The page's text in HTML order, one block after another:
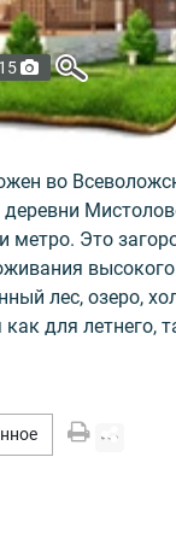
15
во
метро. Это
лес, озеро,
для летнего,
с федеральной
поселок